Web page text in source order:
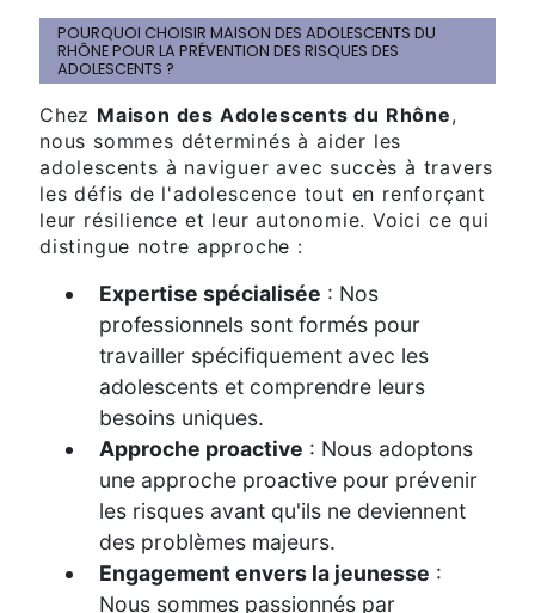
POURQUOI CHOISIR MAISON DES ADOLESCENTS DU
RHÔNE POUR LA PRÉVENTION DES RISQUES DES
ADOLESCENTS ?
Chez Maison des Adolescents du Rhône,
nous sommes déterminés à aider les
adolescents à naviguer avec succès à travers
les défis de l'adolescence tout en renforçant
leur résilience et leur autonomie. Voici ce qui
distingue notre approche :
Expertise spécialisée : Nos
professionnels sont formés pour
travailler spécifiquement avec les
adolescents et comprendre leurs
besoins uniques.
Approche proactive : Nous adoptons
une approche proactive pour prévenir
les risques avant qu'ils ne deviennent
des problèmes majeurs.
Engagement envers la jeunesse :
Nous sommes passionnés par